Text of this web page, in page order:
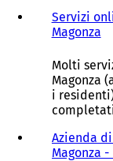
Servizi
Magonza
Molti
Magonza
i
Azienda
Magonza